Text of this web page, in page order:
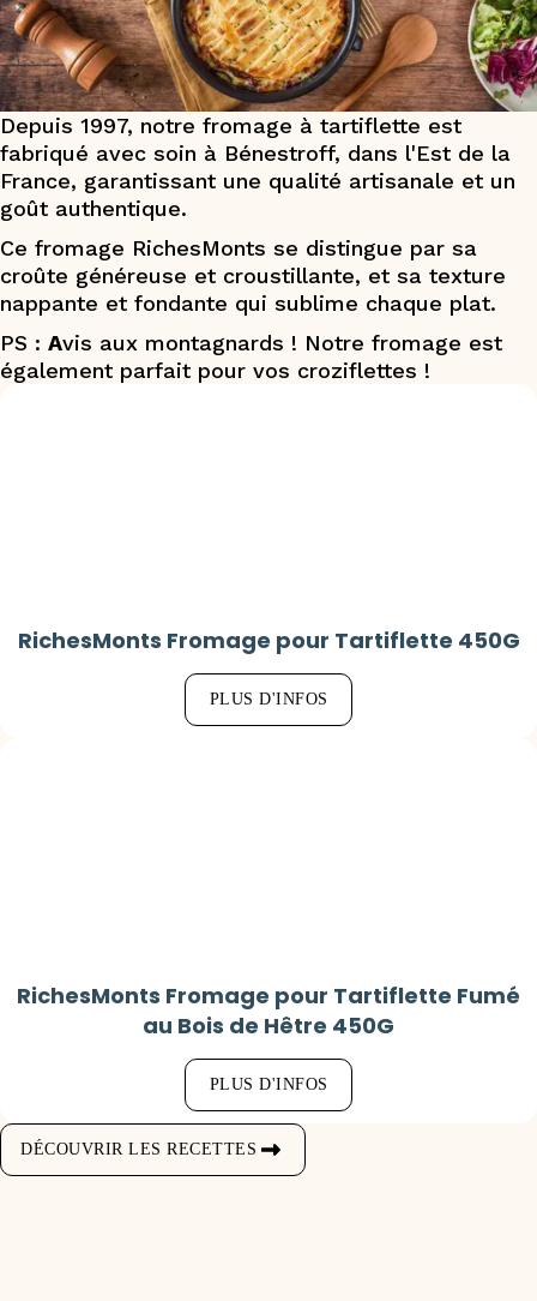
Depuis 1997, notre fromage à tartiflette est
fabriqué avec soin à Bénestroff, dans l'Est de la
France, garantissant une qualité artisanale et un
goût authentique.​
Ce fromage RichesMonts se distingue par sa
croûte généreuse et croustillante, et sa texture
nappante et fondante qui sublime chaque plat.​
PS : Avis aux montagnards ! Notre fromage est
également parfait pour vos croziflettes !
RichesMonts Fromage pour Tartiflette 450G
PLUS D'INFOS
RichesMonts Fromage pour Tartiflette Fumé
au Bois de Hêtre 450G
PLUS D'INFOS
DÉCOUVRIR LES RECETTES